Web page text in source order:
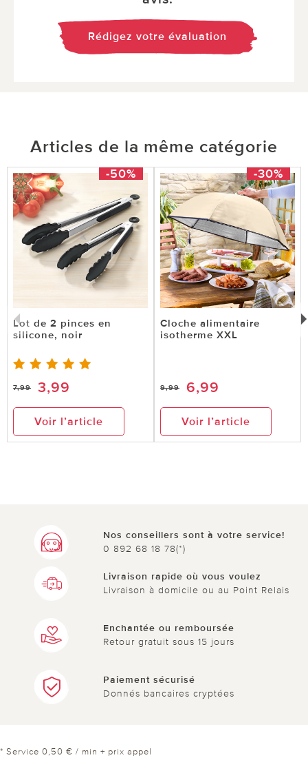
Rédigez votre évaluation
Articles de la même catégorie
-50%
Lot de 2 pinces en
silicone, noir
7,99 3,99
Voir l’article
-30%
Cloche alimentaire
isotherme XXL
9,99 6,99
Voir l’article
Nos conseillers sont à votre service!
0 892 68 18 78(*)
Livraison rapide où vous voulez
Livraison à domicile ou au Point Relais
Enchantée ou remboursée
Retour gratuit sous 15 jours
Paiement sécurisé
Donnés bancaires cryptées
* Service 0,50 € / min + prix appel